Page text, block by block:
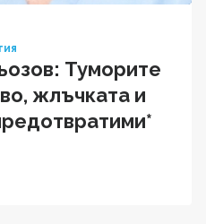
Туморите
жлъчката и